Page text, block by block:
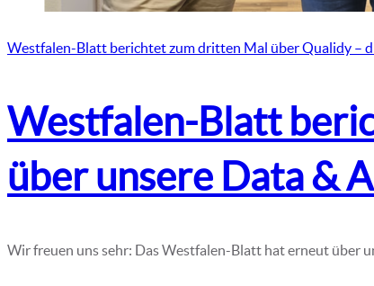
Westfalen-Blatt berichtet zum dritten Mal über Qualidy –
Westfalen-Blatt
über unsere Data &
Wir freuen uns sehr: Das Westfalen-Blatt hat erneut über